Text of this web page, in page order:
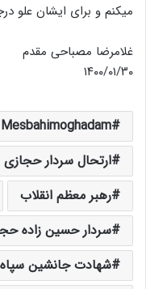
میکنم و برای ایشان علو
غلامرضا مصباحی مقدم
۱۴۰۰/۰۱/۳۰
Mesbahimoghadam
ارتحال سردار حجازی
رهبر معظم انقلاب
سردار حسین زاده
شهادت جانشین